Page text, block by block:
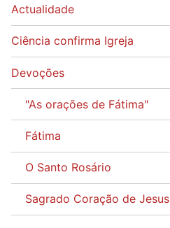
Actualidade
Ciência confirma Igreja
Devoções
"As orações de Fátima"
Fátima
O Santo Rosário
Sagrado Coração de Jesus